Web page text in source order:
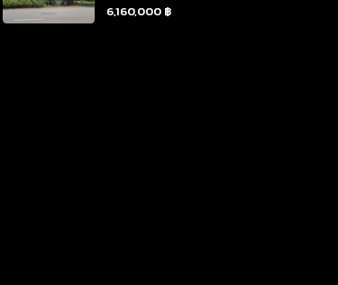
6,160,000 ฿